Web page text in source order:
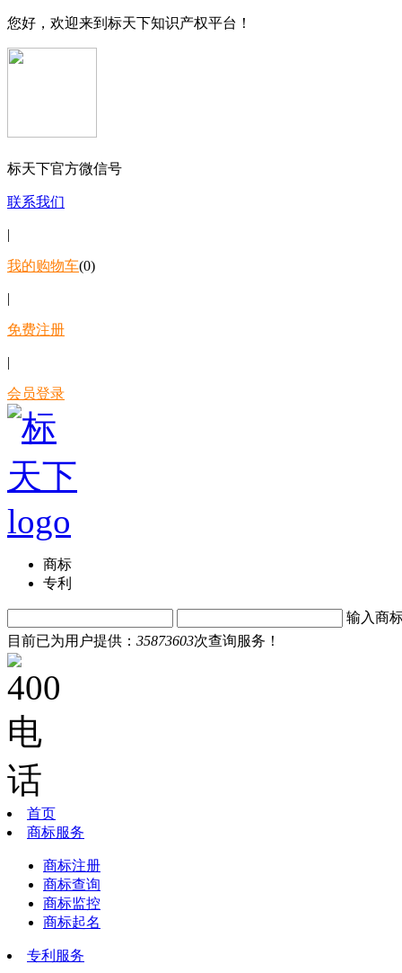
您好，欢迎来到标天下知识产权平台！
标天下官方微信号
联系我们
|
我的购物车(0)
|
免费注册
|
会员登录
商标
专利
输入商
目前已为用户提供： 35873603次查询服务！
首页
商标服务
商标注册
商标查询
商标监控
商标起名
专利服务